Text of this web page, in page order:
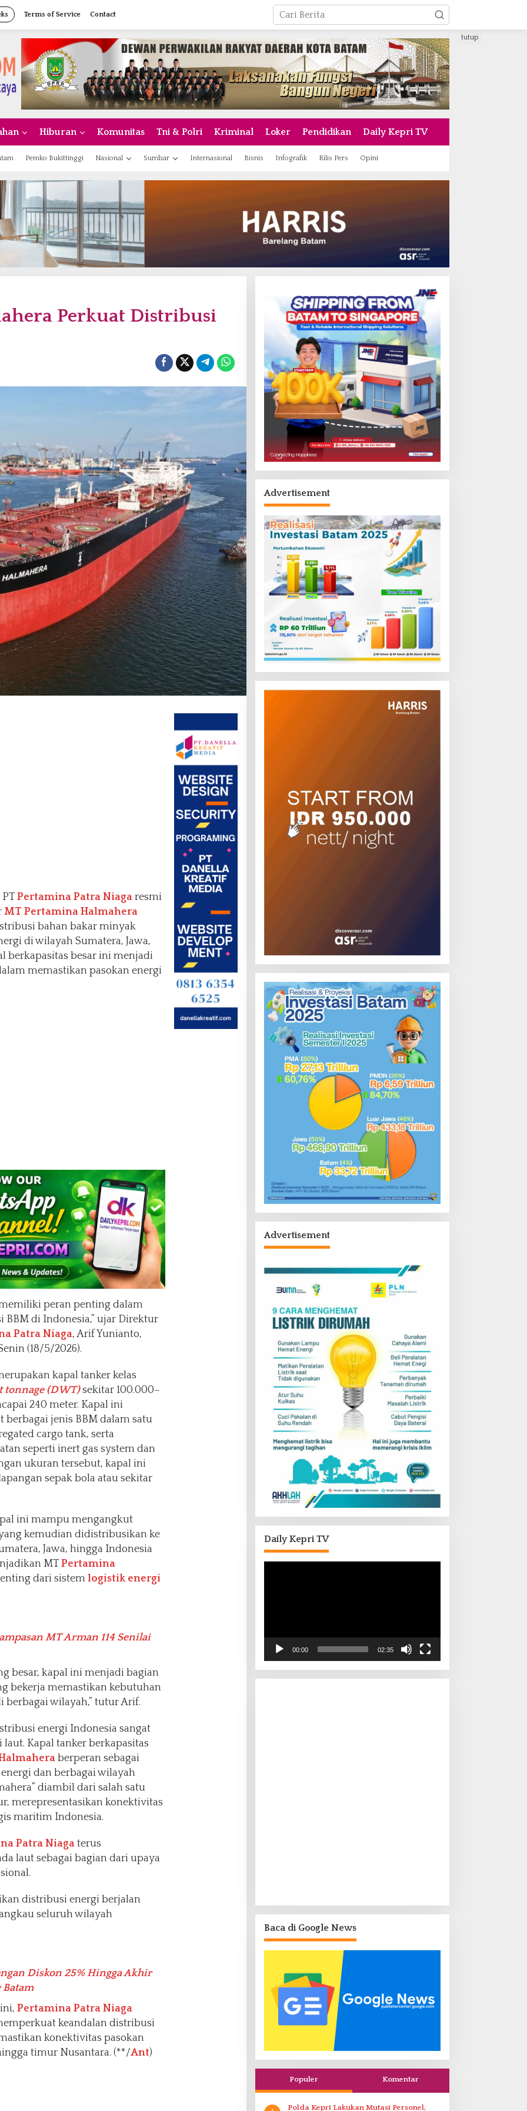
Terms of Service Contact
Hiburan Komunitas Tni & Polri Kriminal Loker Pendidikan Daily Kepri TV
Pemko Bukittinggi Nasional Sumbar Internasional Bisnis Infografik Rilis Pers Opini
tutup
Perkuat Distribusi
PTPertamina Patra Niagaresmi
MT Pertamina Halmahera
bahan bakar minyak
di wilayah Sumatera, Jawa,
berkapasitas besar ini menjadi
memastikan pasokan energi
peran penting dalam
di Indonesia,” ujar Direktur
Patra Niaga, Arif Yunianto,
(18/5/2026).
kapal tanker kelas
tonnage (DWT)sekitar 100.000–
240 meter. Kapal ini
jenis BBM dalam satu
cargo tank, serta
seperti inert gas system dan
ukuran tersebut, kapal ini
sepak bola atau sekitar
ini mampu mengangkut
kemudian didistribusikan ke
Jawa, hingga Indonesia
MTPertamina
dari sistem logistik energi
MT Arman 114 Senilai
besar, kapal ini menjadi bagian
bekerja memastikan kebutuhan
wilayah,” tutur Arif.
energi Indonesia sangat
Kapal tanker berkapasitas
berperan sebagai
dan berbagai wilayah
diambil dari salah satu
merepresentasikan konektivitas
maritim Indonesia.
Patra Niagaterus
laut sebagai bagian dari upaya
distribusi energi berjalan
seluruh wilayah
Diskon 25% Hingga Akhir
Batam
Pertamina Patra Niaga
keandalan distribusi
konektivitas pasokan
timur Nusantara. (**/Ant)
Advertisement
Advertisement
Daily Kepri TV
00:00 02:35
Baca di Google News
Populer Komentar
Polda Kepri Lakukan Mutasi Personel,